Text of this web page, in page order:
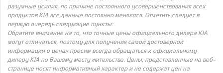
разумные усилия, по причине постоянного усовершенствования всех
продуктов KIA все данные постоянно меняются. Отметить следует в
первую очередь следующие пункты:
Обратите внимание на то, что точные цены официального дилера KIA
могут отличаться, поэтому для получения самой достоверной
информации о ценах просим всегда обращаться к официальному
дилеру KIA по Вашему месту жительства. Цены, представленные на веб-
странице носят информативный характер и не содержат цен на